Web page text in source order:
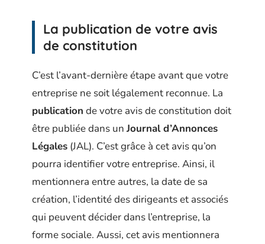
La publication de votre avis
de constitution
C’est l’avant-dernière étape avant que votre
entreprise ne soit légalement reconnue. La
publication de votre avis de constitution doit
être publiée dans unJournal d’Annonces
Légales (JAL). C’est grâce à cet avis qu’on
pourra identifier votre entreprise. Ainsi, il
mentionnera entre autres, la date de sa
création, l’identité des dirigeants et associés
qui peuvent décider dans l’entreprise, la
forme sociale. Aussi, cet avis mentionnera